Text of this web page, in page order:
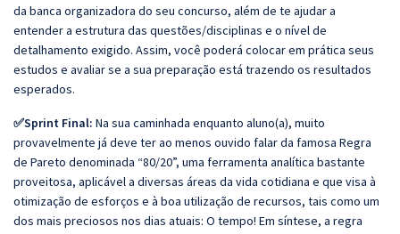
da banca organizadora do seu concurso, além de te ajudar a
entender a estrutura das questões/disciplinas e o nível de
detalhamento exigido. Assim, você poderá colocar em prática seus
estudos e avaliar se a sua preparação está trazendo os resultados
esperados.
✅Sprint Final: Na sua caminhada enquanto aluno(a), muito
provavelmente já deve ter ao menos ouvido falar da famosa Regra
de Pareto denominada “80/20”, uma ferramenta analítica bastante
proveitosa, aplicável a diversas áreas da vida cotidiana e que visa à
otimização de esforços e à boa utilização de recursos, tais como um
dos mais preciosos nos dias atuais: O tempo! Em síntese, a regra